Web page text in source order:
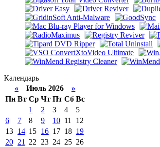
Календарь
« Июль 2026 »
Пн Вт Ср Чт Пт Сб Вс
1
2 3 4
5
6
7 8 9 10 11
12
13 14 15 16 17 18 19
20 21 22 23 24 25 26